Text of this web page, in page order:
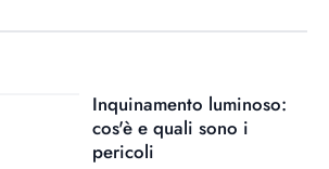
Inquinamento luminoso:
cos'è e quali sono i
pericoli